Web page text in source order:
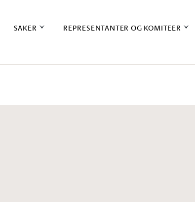
SAKER REPRESENTANTER OG KOMITEER